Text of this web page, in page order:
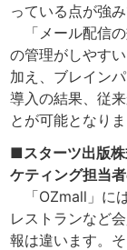
っている点が強み
「メール配信の
の管理がしやす
加え、ブレイン
導入の結果、従
とが可能となりま
■スターツ出版
ケティング担当
「OZmall」に
レストランなど
報は違います。